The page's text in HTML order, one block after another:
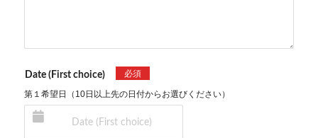
Date (First choice) 必須
第１希望日（10日以上先の日付からお選びください）